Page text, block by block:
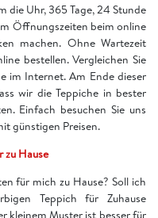
die Uhr, 365 Tage, 24 Stunde
Öffnungszeiten beim online
machen. Ohne Wartezeit
bestellen. Vergleichen Sie
im Internet. Am Ende dieser
wir die Teppiche in bester
Einfach besuchen Sie uns
günstigen Preisen.
zu Hause
für mich zu Hause? Soll ich
Teppich für Zuhause
kleinem Muster ist besser für